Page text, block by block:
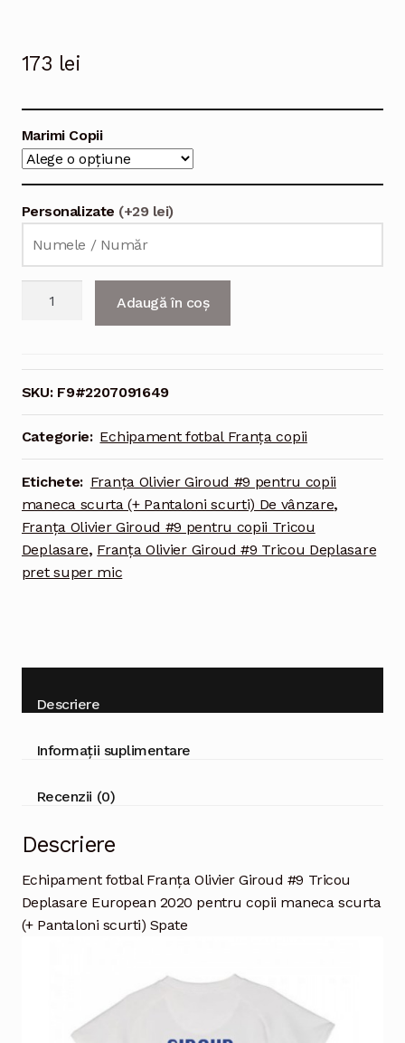
173 lei
Marimi Copii
Personalizate (+29 lei)
Tricou
2020
pentru
copii
maneca
Adaugă în coș
SKU: F9#2207091649
Categorie: Echipament fotbal Franța copii
Etichete: Franţa Olivier Giroud #9 pentru copii
maneca scurta (+ Pantaloni scurti) De vânzare,
Franţa Olivier Giroud #9 pentru copii Tricou
Deplasare, Franţa Olivier Giroud #9 Tricou Deplasare
pret super mic
Descriere
Informații suplimentare
Recenzii (0)
Descriere
Echipament fotbal Franţa Olivier Giroud #9 Tricou
Deplasare European 2020 pentru copii maneca scurta
(+ Pantaloni scurti) Spate